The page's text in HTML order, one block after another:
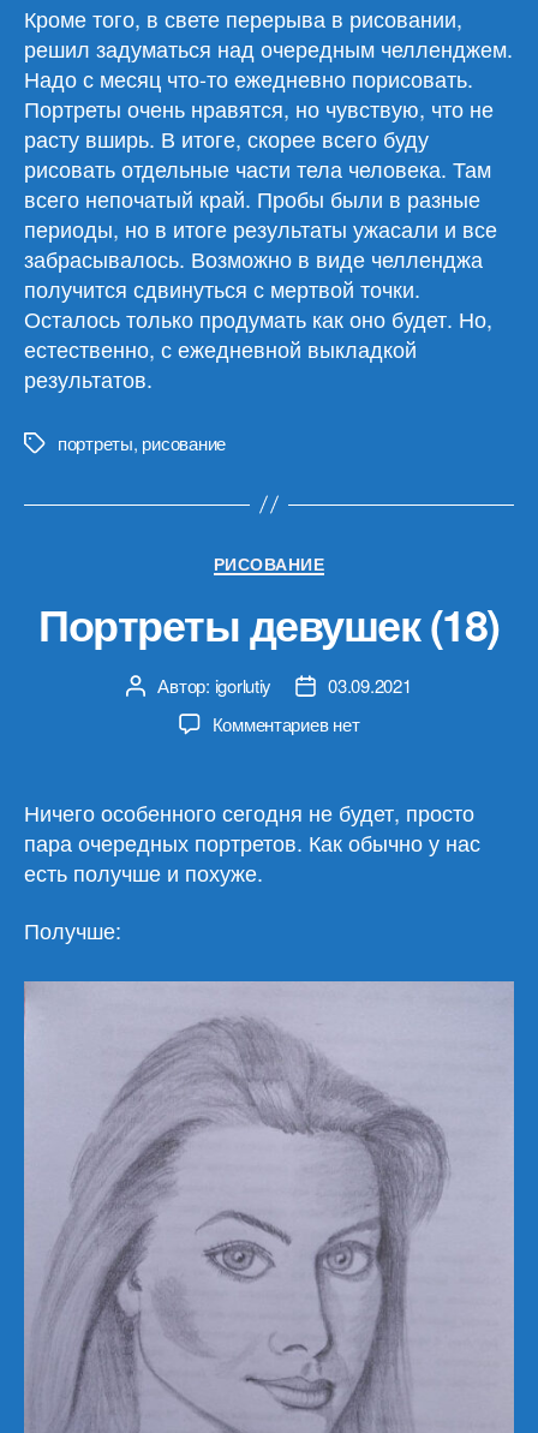
Кроме того, в свете перерыва в рисовании,
решил задуматься над очередным челленджем.
Надо с месяц что-то ежедневно порисовать.
Портреты очень нравятся, но чувствую, что не
расту вширь. В итоге, скорее всего буду
рисовать отдельные части тела человека. Там
всего непочатый край. Пробы были в разные
периоды, но в итоге результаты ужасали и все
забрасывалось. Возможно в виде челленджа
получится сдвинуться с мертвой точки.
Осталось только продумать как оно будет. Но,
естественно, с ежедневной выкладкой
результатов.
Меткипортреты, рисование
Рубрики
РИСОВАНИЕ
Портреты девушек (18)
Автор
записи
Автор: igorlutiy
Дата03.09.2021
Комментариевк
девушек
(18)
нет
Ничего особенного сегодня не будет, просто
пара очередных портретов. Как обычно у нас
есть получше и похуже.
Получше: